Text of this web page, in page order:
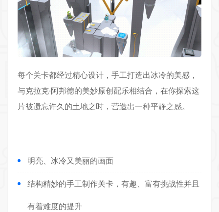
每个关卡都经过精心设计，手工打造出冰冷的美感，
与克拉克·阿邦德的美妙原创配乐相结合，在你探索这
片被遗忘许久的土地之时，营造出一种平静之感。
明亮、冰冷又美丽的画面
结构精妙的手工制作关卡，有趣、富有挑战性并且
有着难度的提升